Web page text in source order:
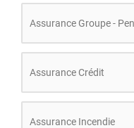
Assurance Groupe -
Assurance Crédit
Assurance Incendie